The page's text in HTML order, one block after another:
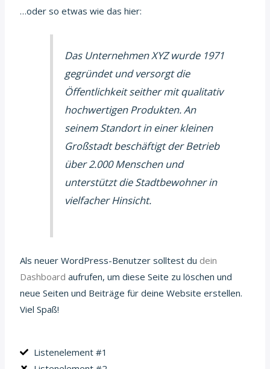
…oder so etwas wie das hier:
Das Unternehmen XYZ wurde 1971
gegründet und versorgt die
Öffentlichkeit seither mit qualitativ
hochwertigen Produkten. An
seinem Standort in einer kleinen
Großstadt beschäftigt der Betrieb
über 2.000 Menschen und
unterstützt die Stadtbewohner in
vielfacher Hinsicht.
Als neuer WordPress-Benutzer solltest du dein
Dashboard aufrufen, um diese Seite zu löschen und
neue Seiten und Beiträge für deine Website erstellen.
Viel Spaß!
Listenelement #1